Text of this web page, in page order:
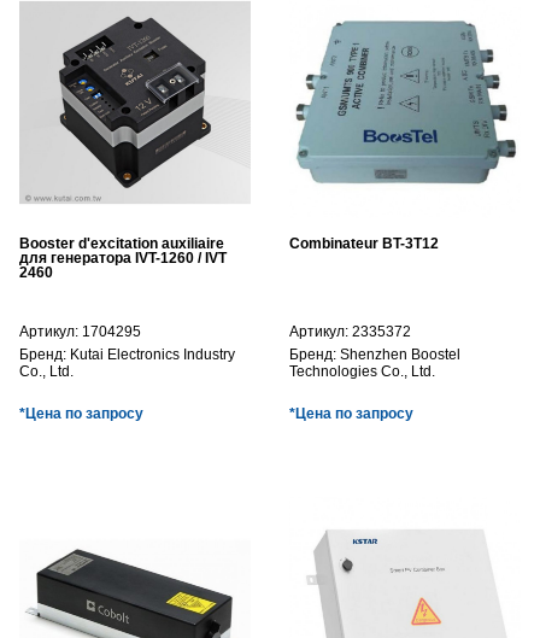
Booster d'excitation auxiliaire
для генератора IVT-1260 / IVT
2460
Артикул: 1704295
Бренд: Kutai Electronics Industry
Co., Ltd.
*Цена по запросу
Combinateur BT-3T12
Артикул: 2335372
Бренд: Shenzhen Boostel
Technologies Co., Ltd.
*Цена по запросу